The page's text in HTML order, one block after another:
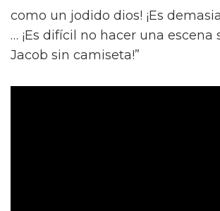
como un jodido dios! ¡Es
… ¡Es difícil no hacer una escena
Jacob sin camiseta!”